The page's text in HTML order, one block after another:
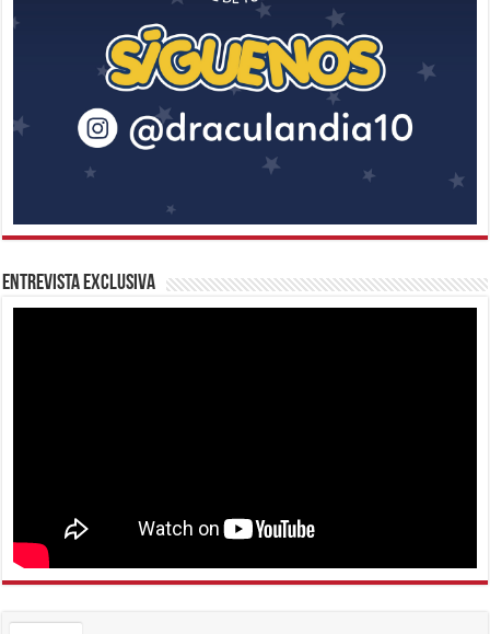
Entrevista Exclusiva